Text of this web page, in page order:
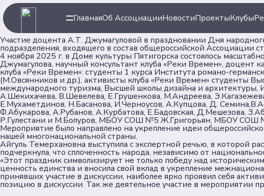
ГлавнаяОб АссоциацииНовостиПроектыКлубы
Участие доцента А.Т. Джумагуловой в праздновании Дня
подразделения, входящего в состав общероссийской Ассоциации
4 ноября 2025 г. в Доме культуры Пятигорска состоялось
Джумагулова, научный консультант клуба «Реки Времен», доцент
клуба «Реки Времен»: студенты 1 курса Института романо-
(М.Овсянников и др.), активисты клуба «Реки Времен» студенты
международного туризма, Высшей школы дизайна и архитектуры,
А.Шекихачева, В.Шевелева, Е.Грушенкова, М.Андреева,
Е.Мухаметдинов, Н.Басанова, И.Черноусов, А.Купцова, Д.
Ф.Абукарова, А.Рубанов, А.Курбатова, Е.Бадовская, Д.Мешезова,
Р.Гулестани и М.Болуров, МБОУ СОШ №5 Ж.Григорьян, МБОУ СОШ
Мероприятие было направлено на укрепление идеи
нашей многонациональной страны.
Айгуль Темерхановна выступила с экспертной речью, в которой
подчеркнула, что сплоченность народа, независимо от
«Этот праздник символизирует не только победу над
ценность единства и вносила свой вклад в укрепление
принявших участие в дискуссии, наиболее ярко проявил себя
позицию в дискуссии. Так же деятельное участие в мероприятии
Навигация
Главная
Новости
Проекты
Клубы
Ассоциация
Об Ассоциации
Команда
Партнеры